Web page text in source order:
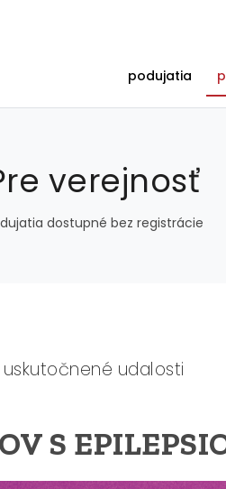
podujatia
verejnosť
dostupné bez registrácie
uskutočnené udalosti
S